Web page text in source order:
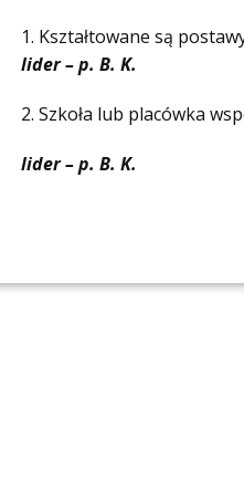
1. Kształtowane są
lider – p. B. K.
2. Szkoła lub placówka
lider – p. B. K.